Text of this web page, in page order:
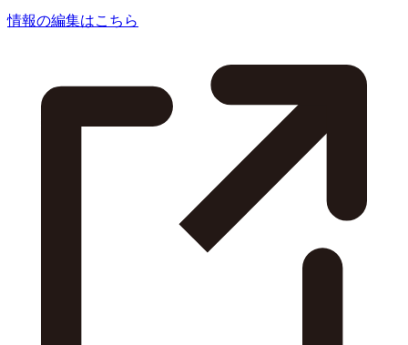
情報の編集はこちら